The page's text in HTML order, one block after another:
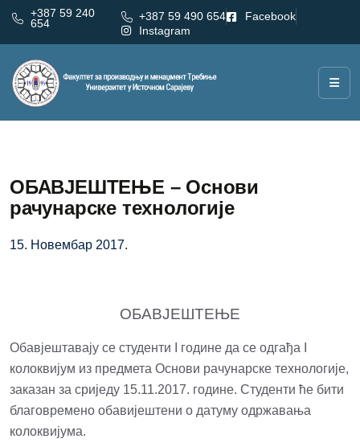
+387 59 240
654
+387 59 490 654
Facebook
Instagram
ОБАВЈЕШТЕЊЕ – Основи
рачунарске технологије
15. Новембар 2017.
ОБАВЈЕШТЕЊЕ
Обавјештавају се студенти I године да се одгађа I
колоквијум из предмета Основи рачунарске технологије,
заказан за сриједу 15.11.2017. године. Студенти ће бити
благовремено обавијештени о датуму одржавања
колоквијума.